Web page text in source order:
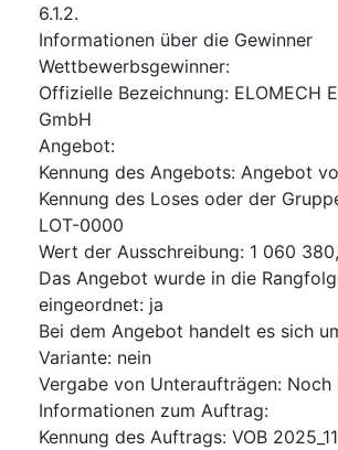
6.1.2.
Informationen über die Gewinner
Wettbewerbsgewinner:
Offizielle Bezeichnung: ELOMECH
GmbH
Angebot:
Kennung des Angebots: Angebot
Kennung des Loses oder der
LOT-0000
Wert der Ausschreibung: 1 060
Das Angebot wurde in die
eingeordnet: ja
Bei dem Angebot handelt es sich
Variante: nein
Vergabe von Unteraufträgen: Noch
Informationen zum Auftrag:
Kennung des Auftrags: VOB